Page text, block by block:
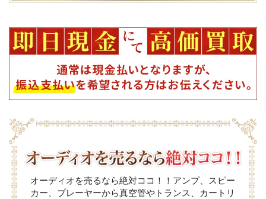
オーディオを売るなら絶対ココ！！アンプ、スピー
カー、プレーヤーから真空管やトランス、カートリ